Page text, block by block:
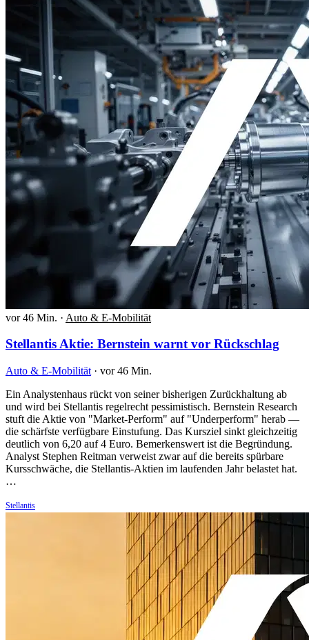
vor 46 Min. · Auto & E-Mobilität
Stellantis Aktie: Bernstein warnt vor Rückschlag
Auto & E-Mobilität · vor 46 Min.
Ein Analystenhaus rückt von seiner bisherigen Zurückhaltung ab
und wird bei Stellantis regelrecht pessimistisch. Bernstein Research
stuft die Aktie von "Market-Perform" auf "Underperform" herab —
die schärfste verfügbare Einstufung. Das Kursziel sinkt gleichzeitig
deutlich von 6,20 auf 4 Euro. Bemerkenswert ist die Begründung.
Analyst Stephen Reitman verweist zwar auf die bereits spürbare
Kursschwäche, die Stellantis-Aktien im laufenden Jahr belastet hat.
…
Stellantis